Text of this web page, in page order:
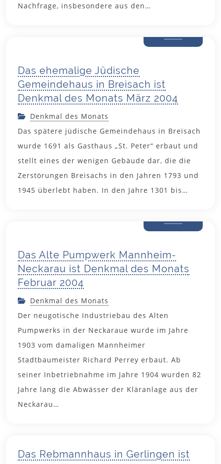
Nachfrage, insbesondere aus den…
Das ehemalige Jüdische
Gemeindehaus in Breisach ist
Denkmal des Monats März 2004
Denkmal des Monats
Das spätere jüdische Gemeindehaus in Breisach
wurde 1691 als Gasthaus „St. Peter“ erbaut und
stellt eines der wenigen Gebäude dar, die die
Zerstörungen Breisachs in den Jahren 1793 und
1945 überlebt haben. In den Jahre 1301 bis…
Das Alte Pumpwerk Mannheim-
Neckarau ist Denkmal des Monats
Februar 2004
Denkmal des Monats
Der neugotische Industriebau des Alten
Pumpwerks in der Neckaraue wurde im Jahre
1903 vom damaligen Mannheimer
Stadtbaumeister Richard Perrey erbaut. Ab
seiner Inbetriebnahme im Jahre 1904 wurden 82
Jahre lang die Abwässer der Kläranlage aus der
Neckarau…
Das Rebmannhaus in Gerlingen ist